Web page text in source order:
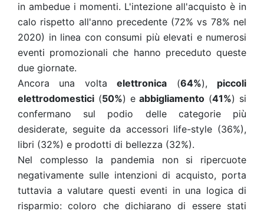
in ambedue i momenti. L'intezione all'acquisto è in
calo rispetto all'anno precedente (72% vs 78% nel
2020) in linea con consumi più elevati e numerosi
eventi promozionali che hanno preceduto queste
due giornate.
Ancora una voltaelettronica (64%), piccoli
elettrodomestici (50%) eabbigliamento (41%) si
confermano sul podio delle categorie più
desiderate, seguite da accessori life-style (36%),
libri (32%) e prodotti di bellezza (32%).
Nel complesso la pandemia non si ripercuote
negativamente sulle intenzioni di acquisto, porta
tuttavia a valutare questi eventi in una logica di
risparmio: coloro che dichiarano di essere stati